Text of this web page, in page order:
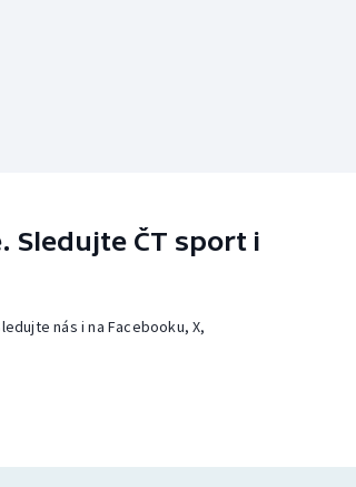
Sledujte ČT sport i
nás i na Facebooku, X,